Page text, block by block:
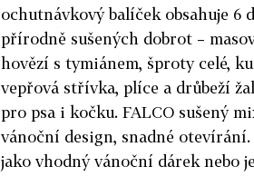
ochutnávkový balíček obsahuje 6
přírodně sušených dobrot –
hovězí s tymiánem, šproty celé,
vepřová střívka, plíce a drůbeží
pro psa i kočku. FALCO sušený
vánoční design, snadné
jako vhodný vánoční dárek nebo